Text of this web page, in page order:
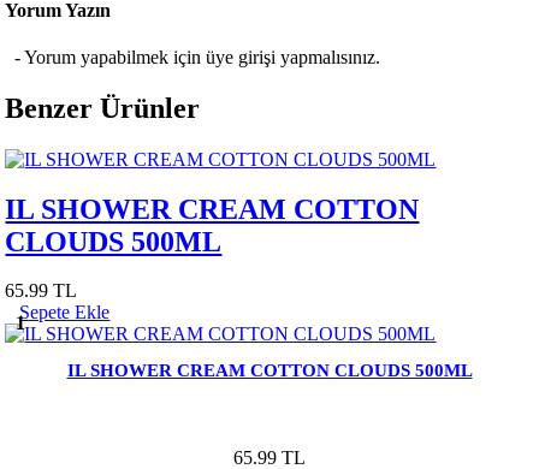
Yorum Yazın
- Yorum yapabilmek için üye girişi yapmalısınız.
Benzer Ürünler
IL SHOWER CREAM COTTON
CLOUDS 500ML
65.99 TL
1
Sepete Ekle
IL SHOWER CREAM COTTON CLOUDS 500ML
65.99 TL